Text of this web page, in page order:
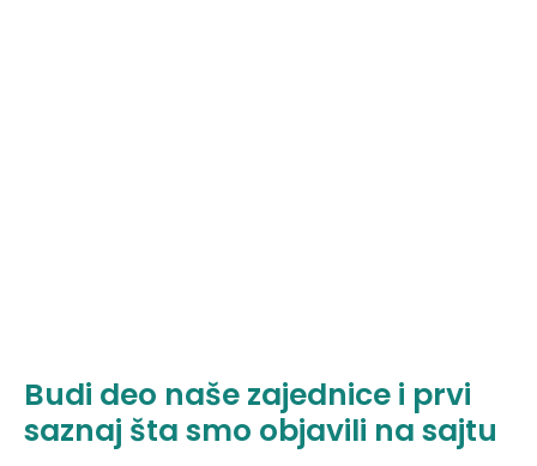
Budi deo naše zajednice i prvi
saznaj šta smo objavili na sajtu